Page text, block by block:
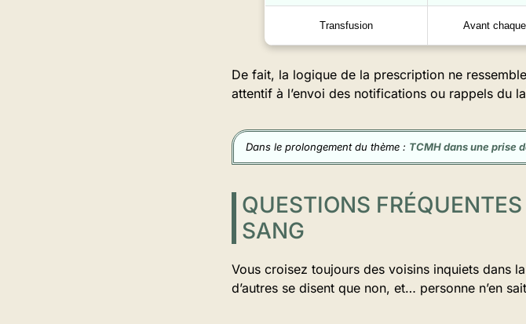
Transfusion Avant
De fait, la logique de la prescription ne
attentif à l’envoi des notifications ou rappels du
Dans le prolongement du thème : TCMH dans une prise
QUESTIONS
SANG
Vous croisez toujours des voisins inquiets dans
d’autres se disent que non, et… personne n’en